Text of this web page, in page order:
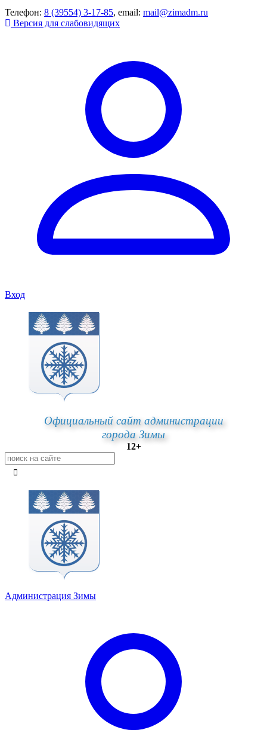
Телефон: 8 (39554) 3-17-85, email: mail@zimadm.ru
Версия для слабовидящих
Вход
Официальный сайт администрации
города Зимы
12+
Администрация Зимы